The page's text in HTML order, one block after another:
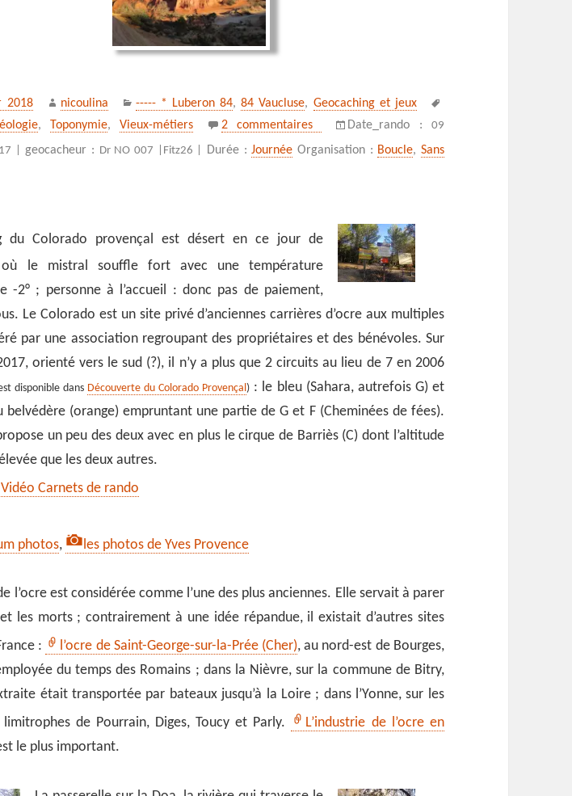
2018 Auteur
nicoulina Catégories
----- * Luberon 84,84 Vaucluse, Geocaching et jeux
, Toponymie,Vieux-métiers 2 commentaires sur Colorado de Rustrel
Date_rando : 09
| geocacheur : Dr NO 007 | Fitz26 | Durée :Journée Organisation : Boucle,Sans
du Colorado provençal est désert en ce jour de
où le mistral souffle fort avec une température
-2° ; personne à l’accueil : donc pas de paiement,
Le Colorado est un site privé d’anciennes carrières d’ocre aux multiples
par une association regroupant des propriétaires et des bénévoles. Sur
orienté vers le sud (?), il n’y a plus que 2 circuits au lieu de 7 en 2006
disponible dans Découverte du Colorado Provençal) : le bleu (Sahara, autrefois G) et
belvédère (orange) empruntant une partie de G et F (Cheminées de fées).
un peu des deux avec en plus le cirque de Barriès (C) dont l’altitude
que les deux autres.
Carnets de rando
photos, les photos de Yves Provence
l’ocre est considérée comme l’une des plus anciennes. Elle servait à parer
les morts ; contrairement à une idée répandue, il existait d’autres sites
:
l’ocre de Saint-George-sur-la-Prée (Cher), au nord-est de Bourges,
du temps des Romains ; dans la Nièvre, sur la commune de Bitry,
était transportée par bateaux jusqu’à la Loire ; dans l’Yonne, sur les
de Pourrain, Diges, Toucy et Parly.
L’industrie de l’ocre en
le plus important.